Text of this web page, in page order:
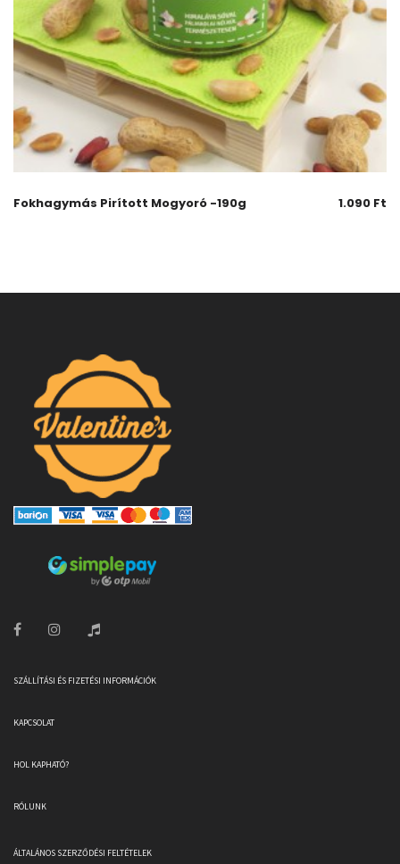
Fokhagymás Pirított Mogyoró -190g 1.090 Ft
SZÁLLÍTÁSI ÉS FIZETÉSI INFORMÁCIÓK
KAPCSOLAT
HOL KAPHATÓ?
RÓLUNK
ÁLTALÁNOS SZERZŐDÉSI FELTÉTELEK